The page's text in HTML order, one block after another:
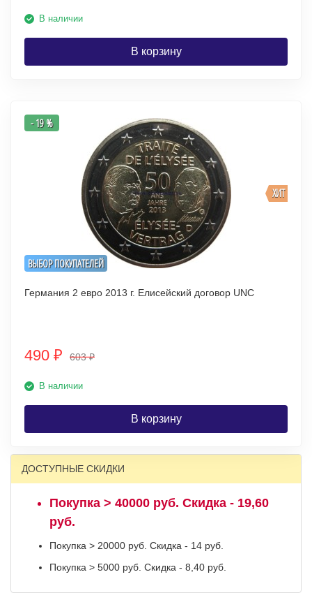
В наличии
В корзину
ВЫБОР ПОКУПАТЕЛЕЙ
ХИТ
- 19 %
Германия 2 евро 2013 г. Елисейский договор UNC
490 ₽ 603₽
В наличии
В корзину
ДОСТУПНЫЕ СКИДКИ
Покупка > 40000 руб. Скидка - 19,60
руб.
Покупка > 20000 руб. Скидка - 14 руб.
Покупка > 5000 руб. Скидка - 8,40 руб.